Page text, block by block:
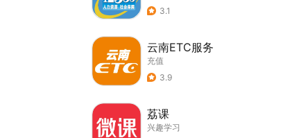
3.1
云南ETC服务
充值
3.9
荔课
兴趣学习